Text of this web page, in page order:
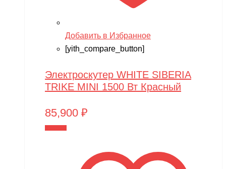
Добавить в Избранное
[yith_compare_button]
Электроскутер WHITE SIBERIA
TRIKE MINI 1500 Вт Красный
85,900 ₽